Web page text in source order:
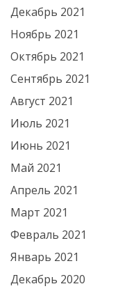
Декабрь 2021
Ноябрь 2021
Октябрь 2021
Сентябрь 2021
Август 2021
Июль 2021
Июнь 2021
Май 2021
Апрель 2021
Март 2021
Февраль 2021
Январь 2021
Декабрь 2020